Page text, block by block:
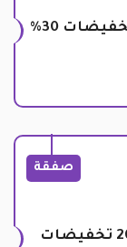
كود خصم مطاعم الرومانسية تويتر تخفيضات 30%
صفقة
كود خصم الرومانسية أول طلب 2026 تخفيضات